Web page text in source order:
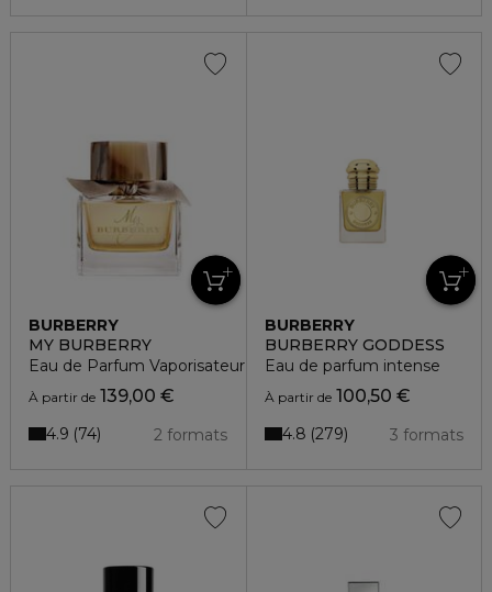
BURBERRY
MY BURBERRY
Eau de Parfum Vaporisateur
À partir de 139,00 €
2 formats
4.9 74
BURBERRY
BURBERRY GODDESS
Eau de parfum intense
À partir de100,50 €
3 formats
4.8 279